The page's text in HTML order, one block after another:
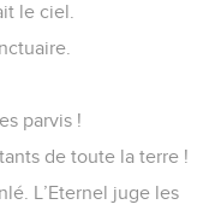
le ciel.
parvis !
de toute la terre !
L’Eternel juge les